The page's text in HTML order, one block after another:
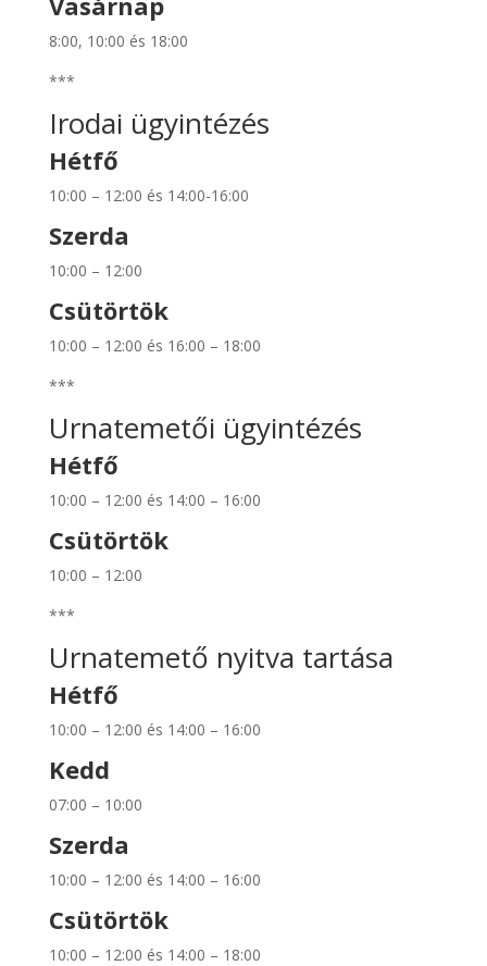
8:00, 10:00 és 18:00
***
Irodai ügyintézés
Hétfő
10:00 – 12:00 és 14:00-16:00
Szerda
10:00 – 12:00
Csütörtök
10:00 – 12:00 és 16:00 – 18:00
***
Urnatemetői ügyintézés
Hétfő
10:00 – 12:00 és 14:00 – 16:00
Csütörtök
10:00 – 12:00
***
Urnatemető nyitva tartása
Hétfő
10:00 – 12:00 és 14:00 – 16:00
Kedd
07:00 – 10:00
Szerda
10:00 – 12:00 és 14:00 – 16:00
Csütörtök
10:00 – 12:00 és 14:00 – 18:00